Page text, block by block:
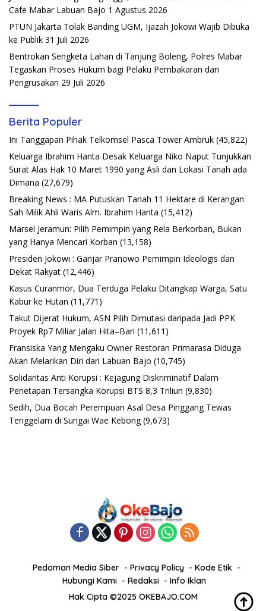
Cafe Mabar Labuan Bajo 1 Agustus 2026
PTUN Jakarta Tolak Banding UGM, Ijazah Jokowi Wajib Dibuka
ke Publik 31 Juli 2026
Bentrokan Sengketa Lahan di Tanjung Boleng, Polres Mabar
Tegaskan Proses Hukum bagi Pelaku Pembakaran dan
Pengrusakan 29 Juli 2026
Berita Populer
Ini Tanggapan Pihak Telkomsel Pasca Tower Ambruk (45,822)
Keluarga Ibrahim Hanta Desak Keluarga Niko Naput Tunjukkan
Surat Alas Hak 10 Maret 1990 yang Asli dan Lokasi Tanah ada
Dimana (27,679)
Breaking News : MA Putuskan Tanah 11 Hektare di Kerangan
Sah Milik Ahli Waris Alm. Ibrahim Hanta (15,412)
Marsel Jeramun: Pilih Pemimpin yang Rela Berkorban, Bukan
yang Hanya Mencari Korban (13,158)
Presiden Jokowi : Ganjar Pranowo Pemimpin Ideologis dan
Dekat Rakyat (12,446)
Kasus Curanmor, Dua Terduga Pelaku Ditangkap Warga, Satu
Kabur ke Hutan (11,771)
Takut Dijerat Hukum, ASN Pilih Dimutasi daripada Jadi PPK
Proyek Rp7 Miliar Jalan Hita–Bari (11,611)
Fransiska Yang Mengaku Owner Restoran Primarasa Diduga
Akan Melarikan Diri dari Labuan Bajo (10,745)
Solidaritas Anti Korupsi : Kejagung Diskriminatif Dalam
Penetapan Tersangka Korupsi BTS 8,3 Triliun (9,830)
Sedih, Dua Bocah Perempuan Asal Desa Pinggang Tewas
Tenggelam di Sungai Wae Kebong (9,673)
Pedoman Media Siber Privacy Policy
Kode Etik
Hubungi Kami
Redaksi
Info Iklan
Hak Cipta ©2025 OKEBAJO.COM